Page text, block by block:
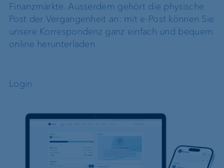
Finanzmärkte. Ausserdem gehört die physische
Post der Vergangenheit an: mit e-Post können Sie
unsere Korrespondenz ganz einfach und bequem
online herunterladen
Login